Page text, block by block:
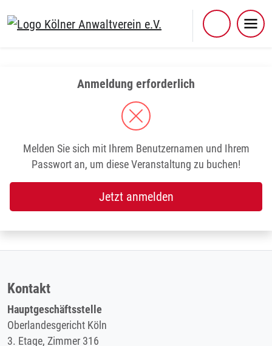
Anmeldung erforderlich
Melden Sie sich mit Ihrem Benutzernamen und Ihrem
Passwort an, um diese Veranstaltung zu buchen!
Jetzt anmelden
Kontakt
Hauptgeschäftsstelle
Oberlandesgericht Köln
3. Etage, Zimmer 316